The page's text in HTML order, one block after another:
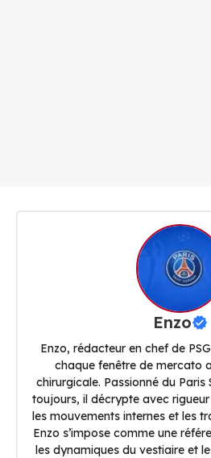
Enzo
Enzo, rédacteur en chef de
chaque fenêtre de mercato
chirurgicale. Passionné du
toujours, il décrypte avec
les mouvements internes et les
Enzo s’impose comme une
les dynamiques du vestiaire et